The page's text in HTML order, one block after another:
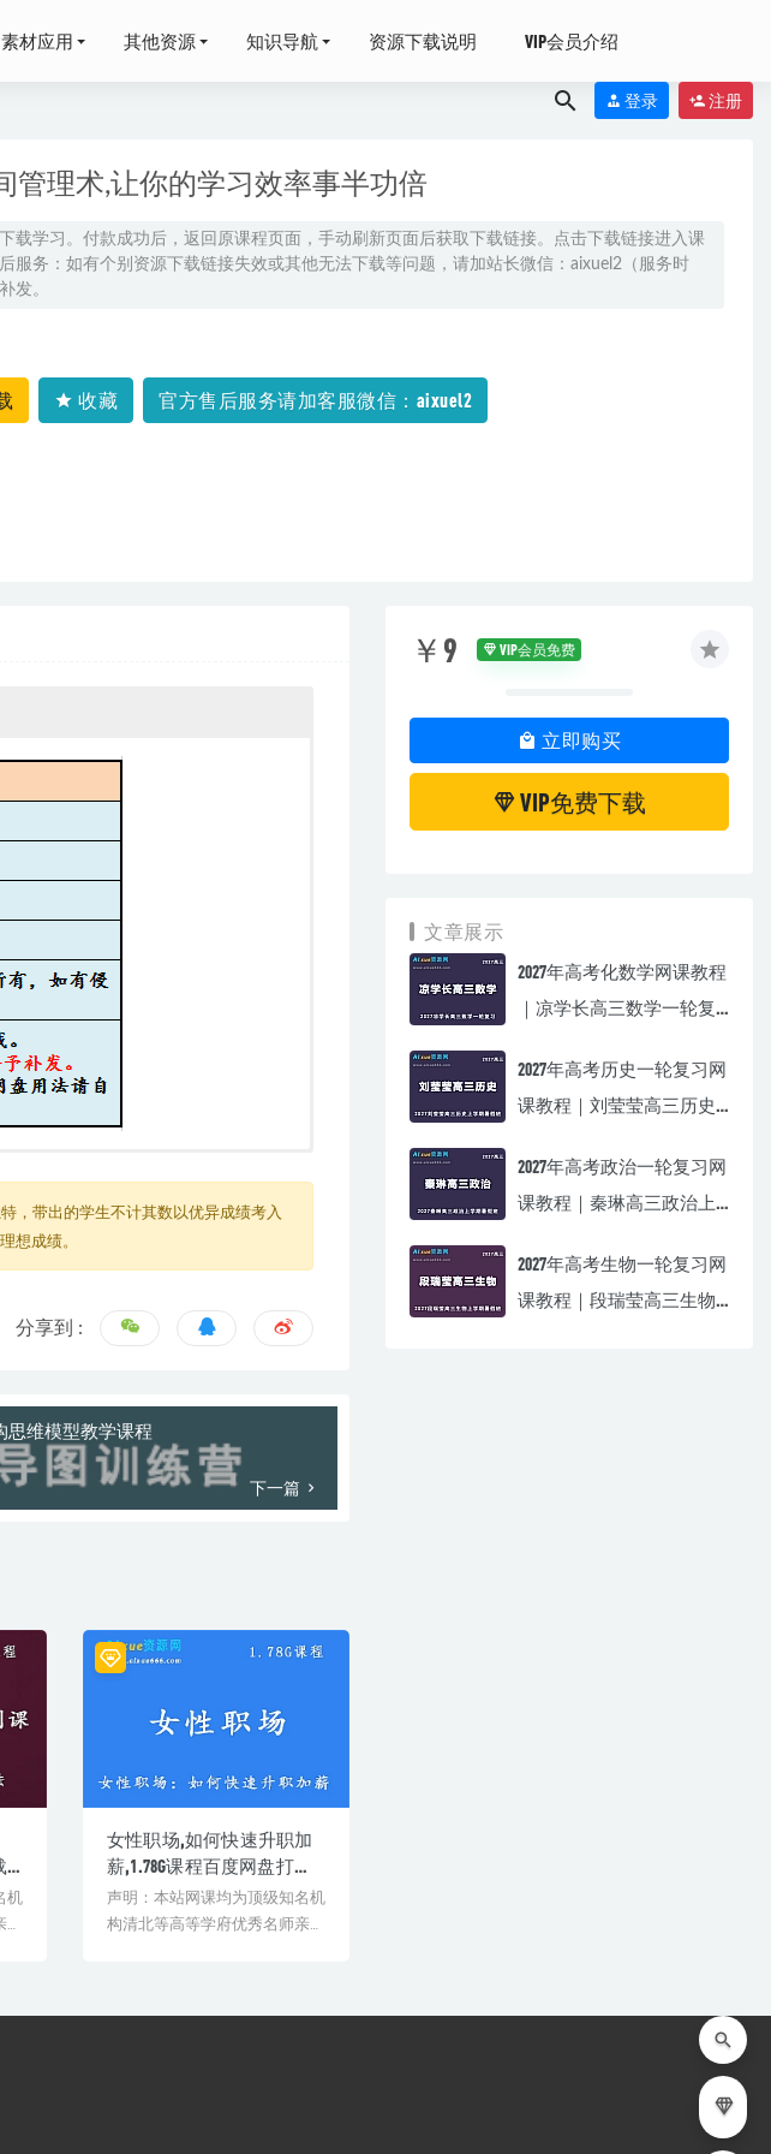
素材应用 其他资源 知识导航 资源下载说明 VIP会员介绍
登录 注册
管理术,让你的学习效率事半功倍
载学习。付款成功后，返回原课程页面，手动刷新页面后获取下载链接。点击下载链接进入课
服务：如有个别资源下载链接失效或其他无法下载等问题，请加站长微信：aixuel2（服务时
发。
收藏 官方售后服务请加客服微信：aixuel2
，带出的学生不计其数以优异成绩考入
想成绩。
分享到 :
思维模型教学课程
下一篇
,
机
女性职场,如何快速升职加
薪,1.78G课程百度网盘打包
下载,工作职场关系处理方
法技巧
声明：本站网课均为顶级知名机
构清北等高等学府优秀名师亲授
￥9 VIP会员免费
立即购买
VIP免费下载
文章展示
2027年高考化数学网课教程
｜凉学长高三数学一轮复
2027年高考历史一轮复习网
课教程｜刘莹莹高三历史
2027年高考政治一轮复习网
课教程｜秦琳高三政治上
2027年高考生物一轮复习网
课教程｜段瑞莹高三生物
2026-03-30
一轮复习暑假班视频教程
轮视频课程寒春班 2026-06-29